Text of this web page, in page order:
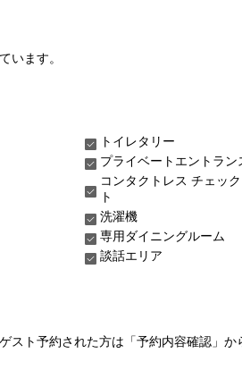
います。
トイレタリー
プライベートエントラン
コンタクトレス チェッ
ト
洗濯機
専用ダイニングルーム
談話エリア
スト予約された方は「予約内容確認」か